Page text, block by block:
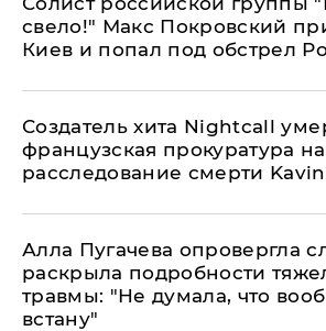
свело!" Макс Покровский
Киев и попал под обстрел
Создатель хита Nightcall
французская прокуратура
расследование смерти
Алла Пугачева опровергла
раскрыла подробности
травмы: "Не думала, что
встану"